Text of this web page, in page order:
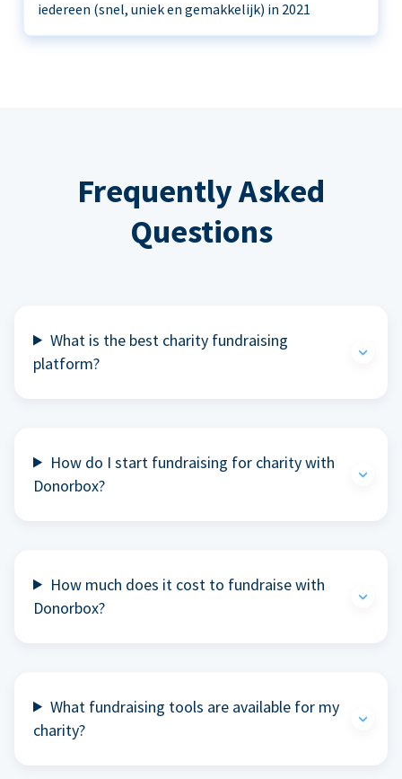
iedereen (snel, uniek en gemakkelijk) in 2021
Frequently Asked
Questions
What is the best charity fundraising
platform?
How do I start fundraising for charity with
Donorbox?
How much does it cost to fundraise with
Donorbox?
What fundraising tools are available for my
charity?